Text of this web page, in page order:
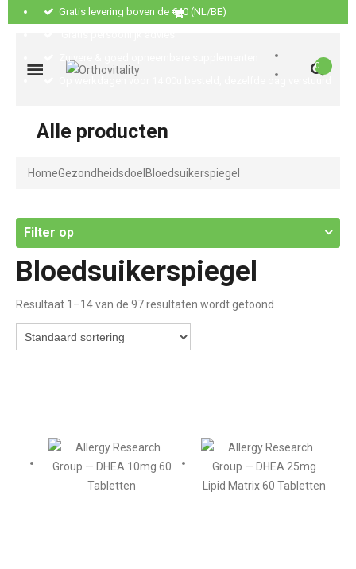
Gratis levering boven de €40 (NL/BE)
Zuivere & goed opneembare supplementen
0
Alle producten
HomeGezondheidsdoel Bloedsuikerspiegel
Filter op
Bloedsuikerspiegel
Resultaat 1–14 van de 97 resultaten wordt getoond